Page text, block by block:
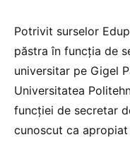
Potrivit surselor
păstra în funcția de
universitar pe Gigel
Universitatea
funcției de secretar
cunoscut ca